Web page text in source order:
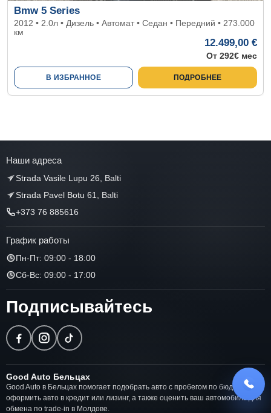
Bmw 5 Series
2012 • 2.0л • Дизель • Автомат • Седан • Передний • 273.000
км
12.499,00 €
От 292€ мес
В ИЗБРАННОЕ ПОДРОБНЕЕ
Наши адреса
Strada Vasile Lupu 26, Balti
Strada Pavel Botu 61, Balti
+373 76 885616
График работы
Пн-Пт: 09:00 - 18:00
Сб-Вс: 09:00 - 17:00
Подписывайтесь
Good Auto Бельцах
Good Auto в Бельцах помогает подобрать авто с пробегом по бюджету,
оформить авто в кредит или лизинг, а также оценить ваш автомобиль для
обмена по trade-in в Молдове.